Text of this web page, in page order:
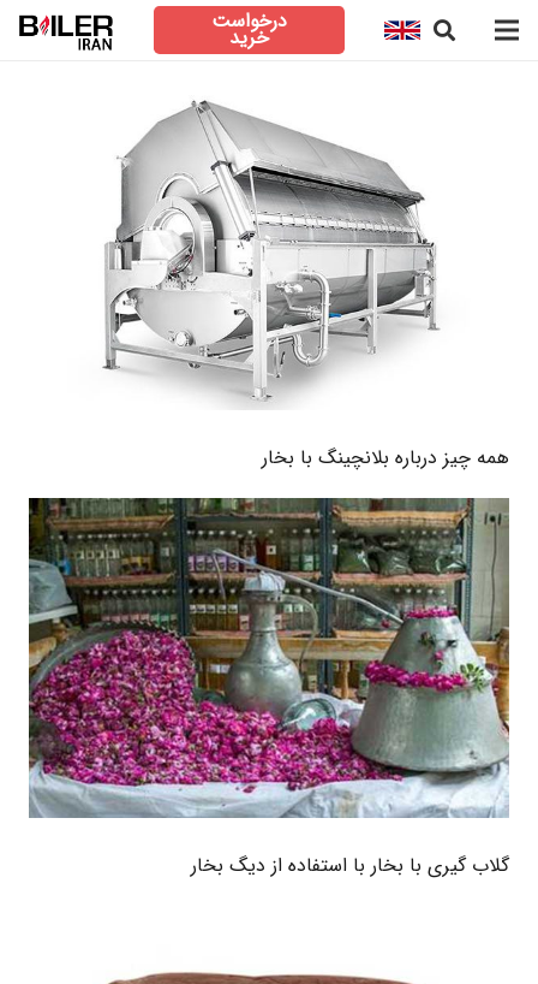
درخواست
خرید
همه چیز درباره بلانچینگ با بخار
گلاب گیری با بخار با استفاده از دیگ بخار